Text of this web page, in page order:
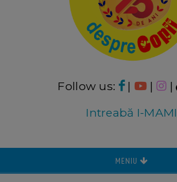
Follow us: | | |
Intreabă I-MAMI
MENIU